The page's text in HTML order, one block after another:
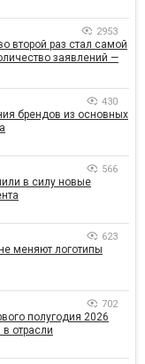
2953
второй раз стал самой
заявлений —
430
брендов из основных
566
в силу новые
623
меняют логотипы
702
полугодия 2026
отрасли